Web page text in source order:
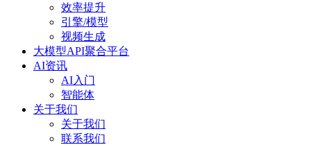
效率提升
引擎/模型
视频生成
大模型API聚合平台
AI资讯
AI入门
智能体
关于我们
关于我们
联系我们